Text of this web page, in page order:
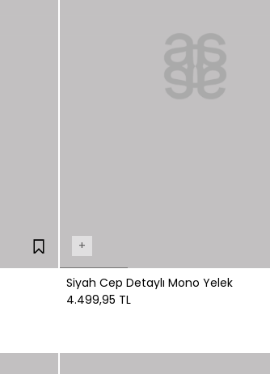
+
Siyah Cep Detaylı Mono Yelek
4.499,95 TL